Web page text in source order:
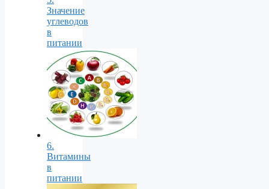
Значение
углеводов
в
питании
6.
Витамины
в
питании